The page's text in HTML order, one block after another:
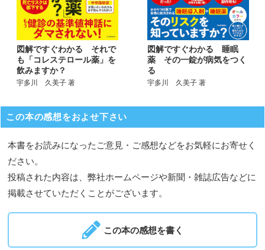
図解ですぐわかる それで
も「コレステロール薬」を
飲みますか？
宇多川 久美子 著
図解ですぐわかる 睡眠
薬 その一錠が病気をつく
る
宇多川 久美子 著
この本の感想をおよせ下さい
本書をお読みになったご意見・ご感想などをお気軽にお寄せく
ださい。
投稿された内容は、弊社ホームページや新聞・雑誌広告などに
掲載させていただくことがございます。
この本の感想を書く